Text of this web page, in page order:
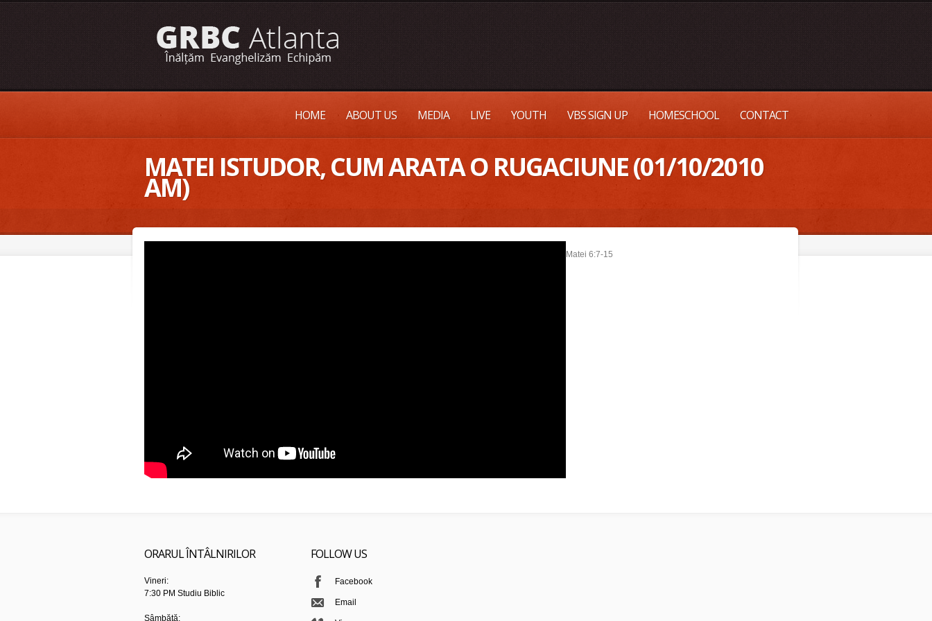
HOME ABOUT US MEDIA LIVE YOUTH VBS SIGN UP HOMESCHOOL CONTACT
MATEI ISTUDOR, CUM ARATA O RUGACIUNE (01/10/2010
AM)
Matei 6:7-15
ORARUL ÎNTÂLNIRILOR
Vineri:
7:30 PM Studiu Biblic
Sâmbătă:
FOLLOW US
Facebook
Email